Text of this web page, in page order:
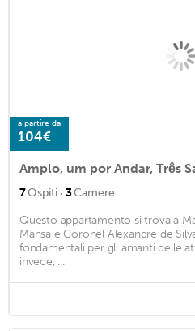
a partire da
104€
7Ospiti · 3Camere
Questo appartamento si trova a
Mansa e Coronel Alexandre de
fondamentali per gli amanti delle
invece, ...